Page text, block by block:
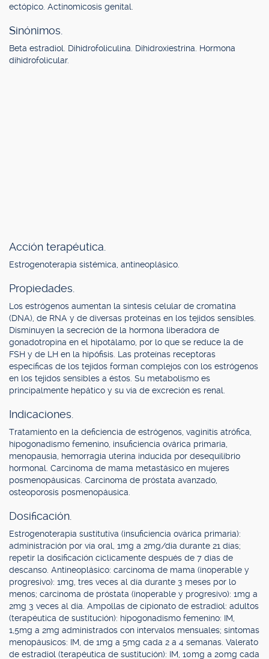
ectópico. Actinomicosis genital.
Sinónimos.
Beta estradiol. Dihidrofoliculina. Dihidroxiestrina. Hormona
dihidrofolicular.
Acción terapéutica.
Estrogenoterapia sistémica, antineoplásico.
Propiedades.
Los estrógenos aumentan la síntesis celular de cromatina
(DNA), de RNA y de diversas proteínas en los tejidos sensibles.
Disminuyen la secreción de la hormona liberadora de
gonadotropina en el hipotálamo, por lo que se reduce la de
FSH y de LH en la hipófisis. Las proteínas receptoras
específicas de los tejidos forman complejos con los estrógenos
en los tejidos sensibles a éstos. Su metabolismo es
principalmente hepático y su vía de excreción es renal.
Indicaciones.
Tratamiento en la deficiencia de estrógenos, vaginitis atrófica,
hipogonadismo femenino, insuficiencia ovárica primaria,
menopausia, hemorragia uterina inducida por desequilibrio
hormonal. Carcinoma de mama metastásico en mujeres
posmenopáusicas. Carcinoma de próstata avanzado,
osteoporosis posmenopáusica.
Dosificación.
Estrogenoterapia sustitutiva (insuficiencia ovárica primaria):
administración por vía oral, 1mg a 2mg/día durante 21 días;
repetir la dosificación cíclicamente después de 7 días de
descanso. Antineoplásico: carcinoma de mama (inoperable y
progresivo): 1mg, tres veces al día durante 3 meses por lo
menos; carcinoma de próstata (inoperable y progresivo): 1mg a
2mg 3 veces al día. Ampollas de cipionato de estradiol: adultos
(terapéutica de sustitución): hipogonadismo femenino: IM,
1,5mg a 2mg administrados con intervalos mensuales; síntomas
menopáusicos: IM, de 1mg a 5mg cada 2 a 4 semanas. Valerato
de estradiol (terapéutica de sustitución): IM, 10mg a 20mg cada